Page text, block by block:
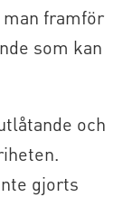
framför
som kan
och
gjorts